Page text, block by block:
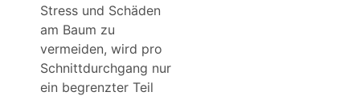
Stress und Schäden
am Baum zu
vermeiden, wird pro
Schnittdurchgang nur
ein begrenzter Teil